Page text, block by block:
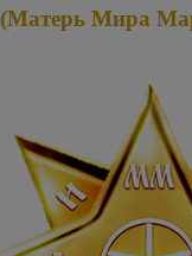
(Матерь Мира